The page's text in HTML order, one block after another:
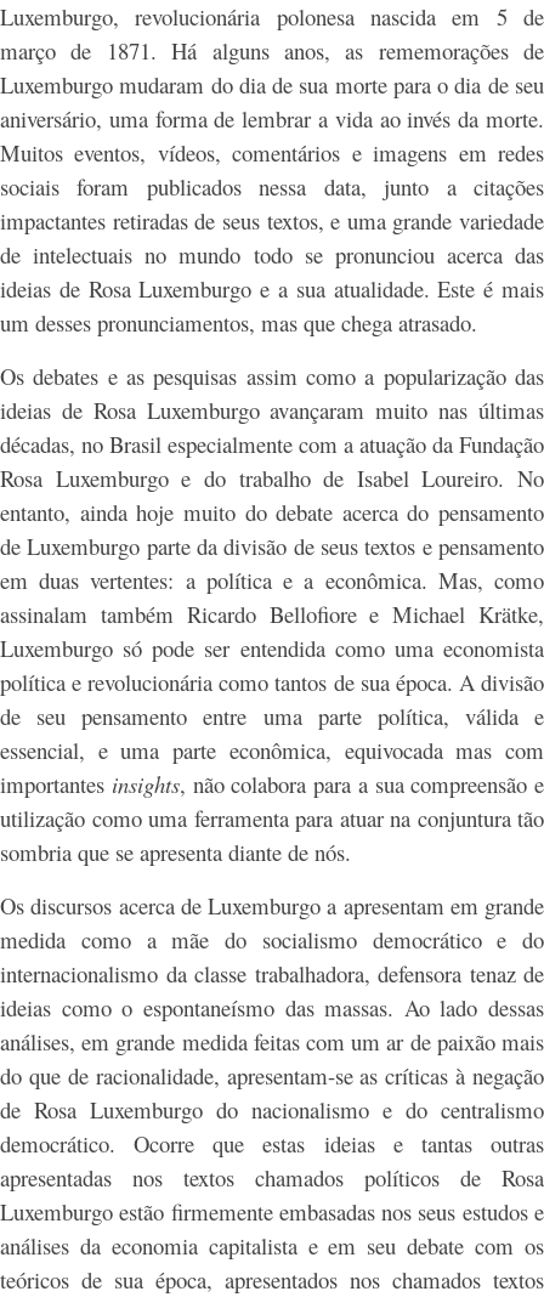
Luxemburgo, revolucionária polonesa nascida em 5 de
março de 1871. Há alguns anos, as rememorações de
Luxemburgo mudaram do dia de sua morte para o dia de seu
aniversário, uma forma de lembrar a vida ao invés da morte.
Muitos eventos, vídeos, comentários e imagens em redes
sociais foram publicados nessa data, junto a citações
impactantes retiradas de seus textos, e uma grande variedade
de intelectuais no mundo todo se pronunciou acerca das
ideias de Rosa Luxemburgo e a sua atualidade. Este é mais
um desses pronunciamentos, mas que chega atrasado.
Os debates e as pesquisas assim como a popularização das
ideias de Rosa Luxemburgo avançaram muito nas últimas
décadas, no Brasil especialmente com a atuação da Fundação
Rosa Luxemburgo e do trabalho de Isabel Loureiro. No
entanto, ainda hoje muito do debate acerca do pensamento
de Luxemburgo parte da divisão de seus textos e pensamento
em duas vertentes: a política e a econômica. Mas, como
assinalam também Ricardo Bellofiore e Michael Krätke,
Luxemburgo só pode ser entendida como uma economista
política e revolucionária como tantos de sua época. A divisão
de seu pensamento entre uma parte política, válida e
essencial, e uma parte econômica, equivocada mas com
importantes insights, não colabora para a sua compreensão e
utilização como uma ferramenta para atuar na conjuntura tão
sombria que se apresenta diante de nós.
Os discursos acerca de Luxemburgo a apresentam em grande
medida como a mãe do socialismo democrático e do
internacionalismo da classe trabalhadora, defensora tenaz de
ideias como o espontaneísmo das massas. Ao lado dessas
análises, em grande medida feitas com um ar de paixão mais
do que de racionalidade, apresentam-se as críticas à negação
de Rosa Luxemburgo do nacionalismo e do centralismo
democrático. Ocorre que estas ideias e tantas outras
apresentadas nos textos chamados políticos de Rosa
Luxemburgo estão firmemente embasadas nos seus estudos e
análises da economia capitalista e em seu debate com os
teóricos de sua época, apresentados nos chamados textos